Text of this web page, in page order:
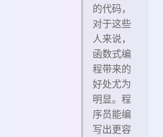
的代码，
对于这些
人来说，
函数式编
程带来的
好处尤为
明显。程
序员能编
写出更容